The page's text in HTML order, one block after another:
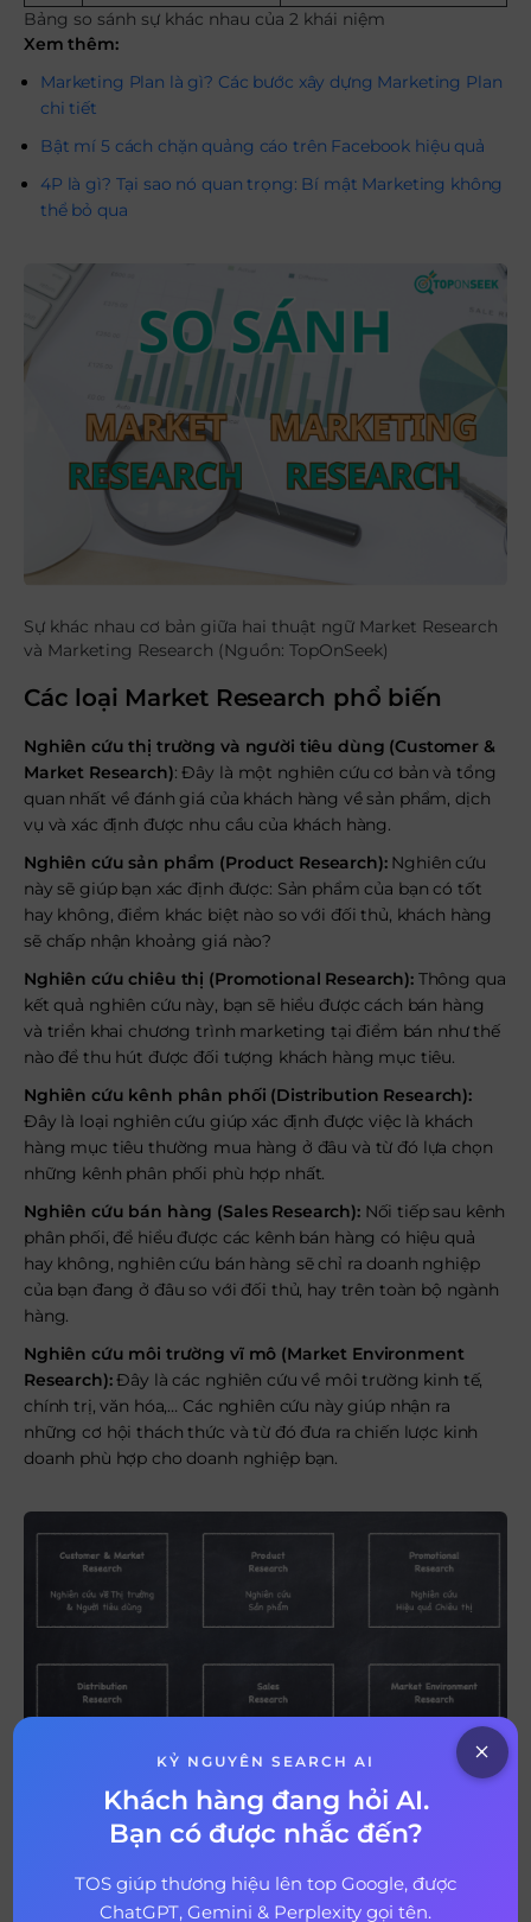
Bảng so sánh sự khác nhau của 2 khái niệm
Xem thêm:
Marketing Plan là gì? Các bước xây dựng Marketing Plan
chi tiết
Bật mí 5 cách chặn quảng cáo trên Facebook hiệu quả
4P là gì? Tại sao nó quan trọng: Bí mật Marketing không
thể bỏ qua
Sự khác nhau cơ bản giữa hai thuật ngữ Market Research
và Marketing Research (Nguồn: TopOnSeek)
Các loại Market Research phổ biến
Nghiên cứu thị trường và người tiêu dùng (Customer &
Market Research): Đây là một nghiên cứu cơ bản và tổng
quan nhất về đánh giá của khách hàng về sản phẩm, dịch
vụ và xác định được nhu cầu của khách hàng.
Nghiên cứu sản phẩm (Product Research):Nghiên cứu
này sẽ giúp bạn xác định được: Sản phẩm của bạn có tốt
hay không, điểm khác biệt nào so với đối thủ, khách hàng
sẽ chấp nhận khoảng giá nào?
Nghiên cứu chiêu thị (Promotional Research): Thông qua
kết quả nghiên cứu này, bạn sẽ hiểu được cách bán hàng
và triển khai chương trình marketing tại điểm bán như thế
nào để thu hút được đối tượng khách hàng mục tiêu.
Nghiên cứu kênh phân phối (Distribution Research):
Đây là loại nghiên cứu giúp xác định được việc là khách
hàng mục tiêu thường mua hàng ở đâu và từ đó lựa chọn
những kênh phân phối phù hợp nhất.
Nghiên cứu bán hàng (Sales Research):Nối tiếp sau kênh
phân phối, để hiểu được các kênh bán hàng có hiệu quả
hay không, nghiên cứu bán hàng sẽ chỉ ra doanh nghiệp
của bạn đang ở đâu so với đối thủ, hay trên toàn bộ ngành
hàng.
Nghiên cứu môi trường vĩ mô (Market Environment
Research):Đây là các nghiên cứu về môi trường kinh tế,
chính trị, văn hóa,… Các nghiên cứu này giúp nhận ra
những cơ hội thách thức và từ đó đưa ra chiến lược kinh
doanh phù hợp cho doanh nghiệp bạn.
6 loại nghiên cứu thị trường (Nguồn: Internet)
Bước 1: Xác định mục tiêu của nghiên cứu
KỶ NGUYÊN SEARCH AI
Khách hàng đang hỏi AI.
Bạn có được nhắc đến?
TOS giúp thương hiệu lên top Google, được
ChatGPT, Gemini & Perplexity gọi tên.